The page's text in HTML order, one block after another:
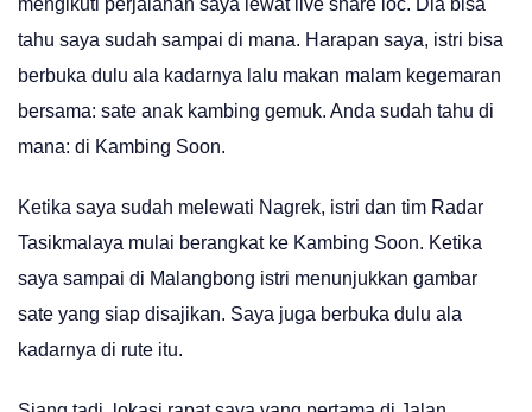
tahu saya sudah sampai di mana. Harapan saya, istri bisa
berbuka dulu ala kadarnya lalu makan malam kegemaran
bersama: sate anak kambing gemuk. Anda sudah tahu di
mana: di Kambing Soon.
Ketika saya sudah melewati Nagrek, istri dan tim Radar
Tasikmalaya mulai berangkat ke Kambing Soon. Ketika
saya sampai di Malangbong istri menunjukkan gambar
sate yang siap disajikan. Saya juga berbuka dulu ala
kadarnya di rute itu.